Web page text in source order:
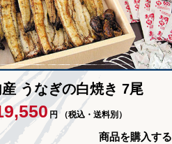
産 うなぎの白焼き 7尾
円（税込・送料別）
商品を購入する